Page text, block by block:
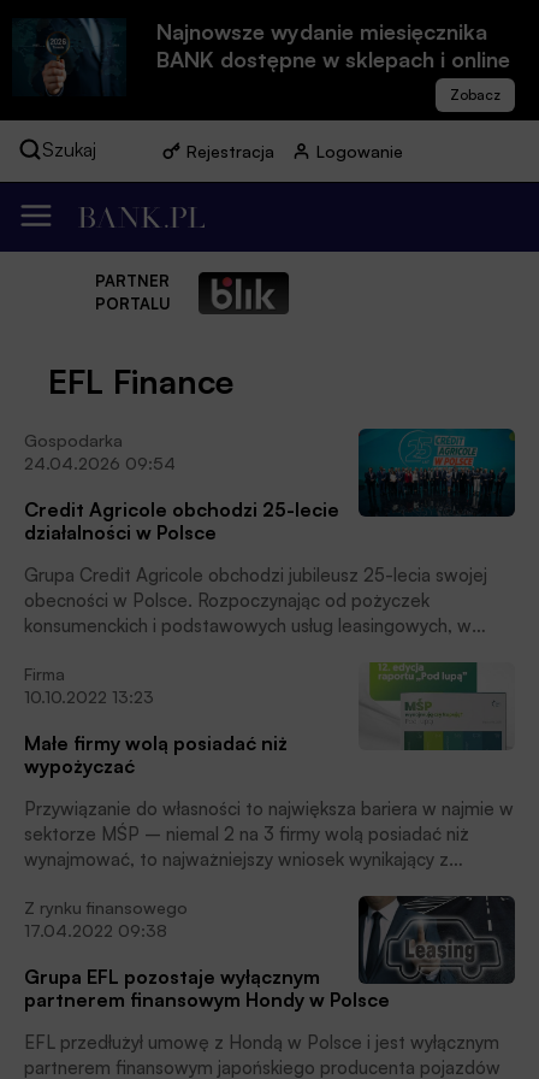
Najnowsze wydanie miesięcznika
BANK dostępne w sklepach i online
Szukaj Rejestracja Logowanie
PARTNER
PORTALU
EFL Finance
Gospodarka
24.04.2026 09:54
Credit Agricole obchodzi 25-lecie
działalności w Polsce
Grupa Credit Agricole obchodzi jubileusz 25-lecia swojej
obecności w Polsce. Rozpoczynając od pożyczek
konsumenckich i podstawowych usług leasingowych, w
relacyjny bankowości uniwersalnej, uzupełniony o gamę
dodatkowych usług finansowych, ubezpieczeniowych i
inwestycyjnych, zdobywając uznanie klientów i stabilną
pozycję rynkową, czytamy w informacji prasowej.
Firma
10.10.2022 13:23
Małe firmy wolą posiadać niż
wypożyczać
Przywiązanie do własności to największa bariera w najmie w
sektorze MŚP – niemal 2 na 3 firmy wolą posiadać niż
wynajmować, to najważniejszy wniosek wynikający z
czy kupują? Pod lupą”.
Z rynku finansowego
17.04.2022 09:38
Grupa EFL pozostaje wyłącznym
partnerem finansowym Hondy w Polsce
EFL przedłużył umowę z Hondą w Polsce i jest wyłącznym
partnerem finansowym japońskiego producenta pojazdów